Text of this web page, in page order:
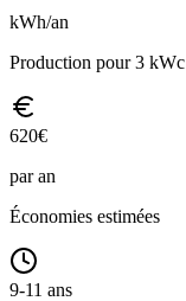
kWh/an
Production pour 3 kWc
620€
par an
Économies estimées
9-11 ans